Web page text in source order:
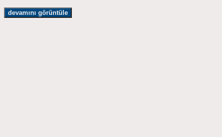
devamını görüntüle